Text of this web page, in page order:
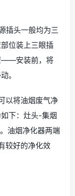
插头一般均为三
位装上三眼插
——安装前，将
。
以将油烟废气净
下：灶头-集烟
油烟净化器两端
较好的净化效